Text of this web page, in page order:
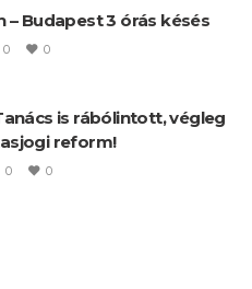
– Budapest 3 órás késés
0 0
is rábólintott, végleg
reform!
0 0